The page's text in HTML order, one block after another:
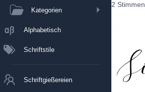
Kategorien
Alphabetisch
Schriftstile
Schriftgießereien
2 Stimmen